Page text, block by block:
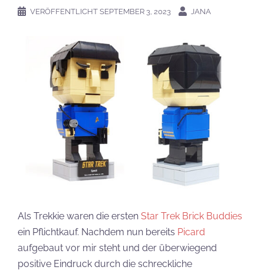
VERÖFFENTLICHT SEPTEMBER 3, 2023 JANA
Als Trekkie waren die ersten Star Trek Brick Buddies
ein Pflichtkauf. Nachdem nun bereits Picard
aufgebaut vor mir steht und der überwiegend
positive Eindruck durch die schreckliche